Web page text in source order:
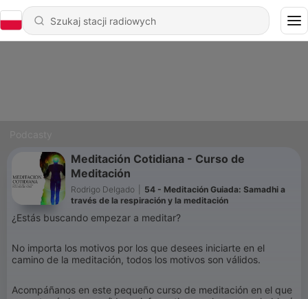
Meditación Cotidiana - Curso de
Meditación
Rodrigo Delgado
54 - Meditación Guiada: Samadhi a
través de la respiración y la meditación
¿Estás buscando empezar a meditar?
No importa los motivos por los que desees iniciarte en el
camino de la meditación, todos los motivos son válidos.
Acompáñanos en este pequeño curso de meditación en el que